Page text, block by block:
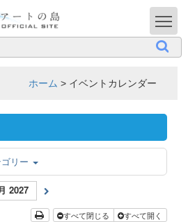
ホーム > イベントカレンダー
リー
2027
すべて閉じる すべて開く